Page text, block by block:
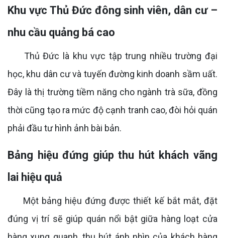
Khu vực Thủ Đức đông sinh viên, dân cư –
nhu cầu quảng bá cao
Thủ Đức là khu vực tập trung nhiều trường đại
học, khu dân cư và tuyến đường kinh doanh sầm uất.
Đây là thị trường tiềm năng cho ngành trà sữa, đồng
thời cũng tạo ra mức độ cạnh tranh cao, đòi hỏi quán
phải đầu tư hình ảnh bài bản.
Bảng hiệu đứng giúp thu hút khách vãng
lai hiệu quả
Một bảng hiệu đứng được thiết kế bắt mắt, đặt
đúng vị trí sẽ giúp quán nổi bật giữa hàng loạt cửa